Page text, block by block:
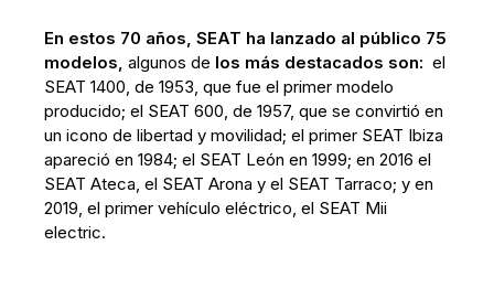
En estos 70 años, SEAT ha lanzado al público 75
modelos,algunos de los más destacados son: el
SEAT 1400, de 1953, que fue el primer modelo
producido; el SEAT 600, de 1957, que se convirtió en
un icono de libertad y movilidad; el primer SEAT Ibiza
apareció en 1984; el SEAT León en 1999; en 2016 el
SEAT Ateca, el SEAT Arona y el SEAT Tarraco; y en
2019, el primer vehículo eléctrico, el SEAT Mii
electric.